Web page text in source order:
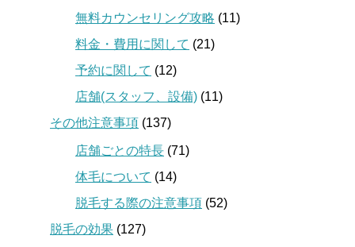
無料カウンセリング攻略 (11)
料金・費用に関して (21)
予約に関して (12)
店舗(スタッフ、設備) (11)
その他注意事項 (137)
店舗ごとの特長 (71)
体毛について (14)
脱毛する際の注意事項 (52)
脱毛の効果 (127)